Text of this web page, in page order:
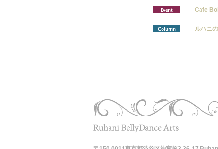
Event Cafe
Column ルハニ